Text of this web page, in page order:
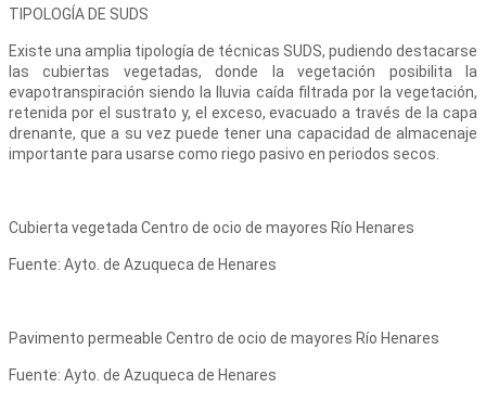
TIPOLOGÍA DE SUDS
Existe una amplia tipología de técnicas SUDS, pudiendo destacarse
las cubiertas vegetadas, donde la vegetación posibilita la
evapotranspiración siendo la lluvia caída filtrada por la vegetación,
retenida por el sustrato y, el exceso, evacuado a través de la capa
drenante, que a su vez puede tener una capacidad de almacenaje
importante para usarse como riego pasivo en periodos secos.
Cubierta vegetada Centro de ocio de mayores Río Henares
Fuente: Ayto. de Azuqueca de Henares
Pavimento permeable Centro de ocio de mayores Río Henares
Fuente: Ayto. de Azuqueca de Henares